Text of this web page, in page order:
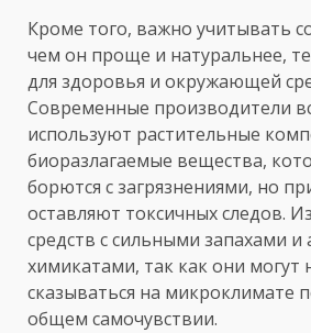
Кроме того, важно учитывать
чем он проще и натуральнее,
для здоровья и окружающей
Современные производители
используют растительные
биоразлагаемые вещества,
борются с загрязнениями, но
оставляют токсичных следов.
средств с сильными запахами и
химикатами, так как они могут
сказываться на микроклимате
общем самочувствии.